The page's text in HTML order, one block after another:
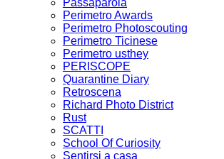
Passaparola
Perimetro Awards
Perimetro Photoscouting
Perimetro Ticinese
Perimetro usthey
PERISCOPE
Quarantine Diary
Retroscena
Richard Photo District
Rust
SCATTI
School Of Curiosity
Sentirsi a casa